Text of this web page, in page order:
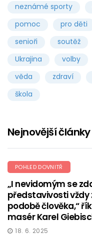
neznámé sporty
pomoc
pro děti
senioři
soutěž
Ukrajina
volby
věda
zdraví
škola
Nejnovější články
POHLED DOVNITŘ
„I nevidomým se
představivosti
podobě člověka,“
masér Karel
18. 6. 2025